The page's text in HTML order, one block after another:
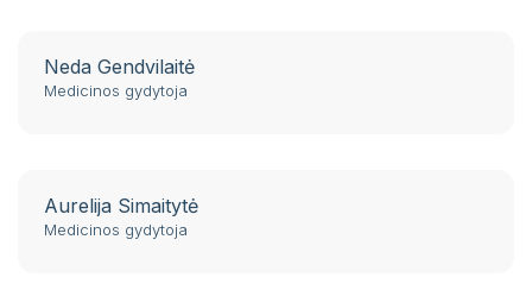
Neda Gendvilaitė
Medicinos gydytoja
Aurelija Simaitytė
Medicinos gydytoja